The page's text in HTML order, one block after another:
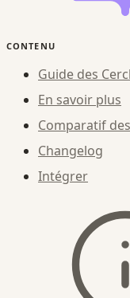
CONTENU
Guide des
En savoir plus
Comparatif
Changelog
Intégrer